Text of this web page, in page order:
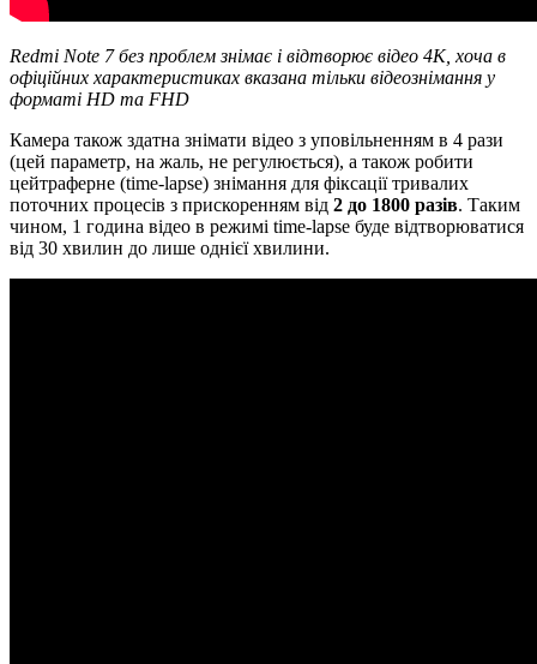
Redmi Note 7 без проблем знімає і відтворює відео 4К, хоча в
офіційних характеристиках вказана тільки відеознімання у
форматі HD та FHD
Камера також здатна знімати відео з уповільненням в 4 рази
(цей параметр, на жаль, не регулюється), а також робити
цейтраферне (time-lapse) знімання для фіксації тривалих
поточних процесів з прискоренням від 2 до 1800 разів. Таким
чином, 1 година відео в режимі time-lapse буде відтворюватися
від 30 хвилин до лише однієї хвилини.